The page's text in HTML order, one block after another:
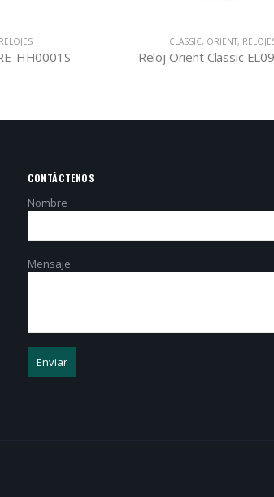
,RELOJES
Reloj Orient Classic EL09001W
CONTÁCTENOS
Nombre
Mensaje